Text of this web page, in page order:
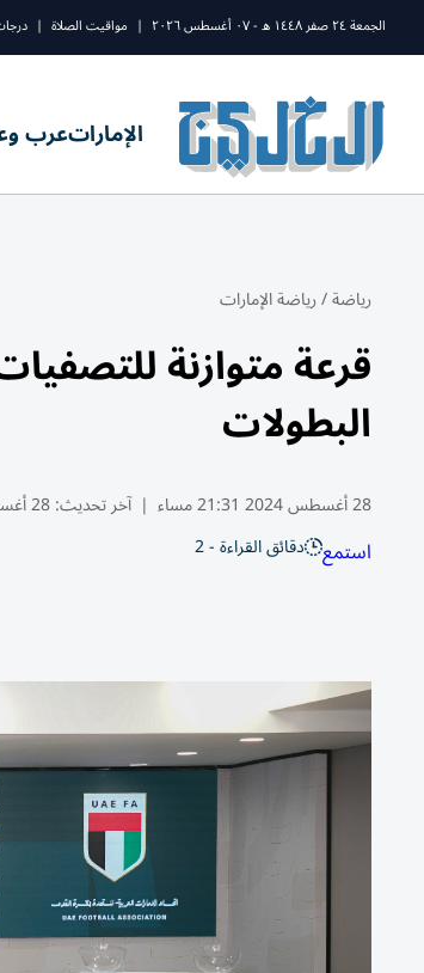
الجمعة ٢٤ صفر ١٤٤٨ ه - ٠٧ أغسطس ٢٠٢٦ | مواقيت الصلاة |
الإماراتعرب
رياضة/رياضة الإمارات
قرعة متوازنة
البطولات
28 أغسطس 2024 21:31 مساء | آخر تحديث:28 أغسطس 21:31 2024
استمع دقائق القراءة - 2